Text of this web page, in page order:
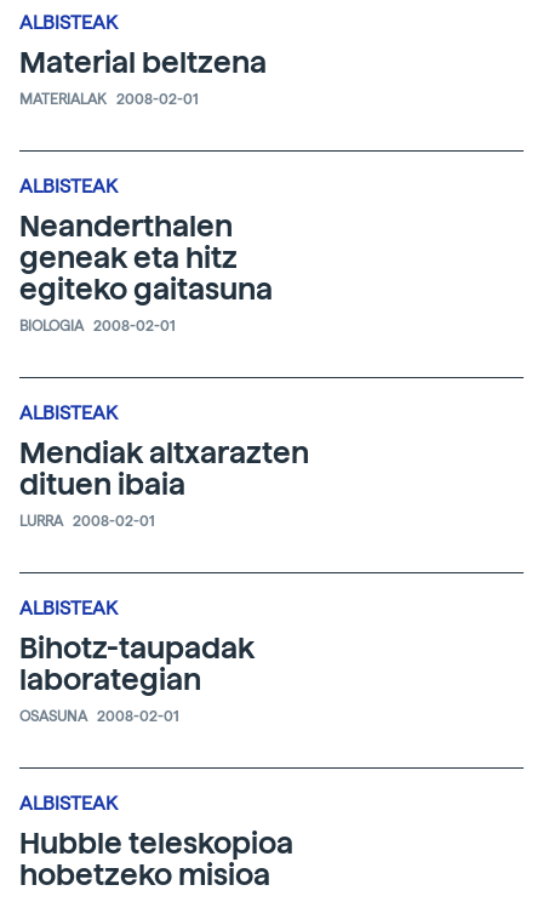
ALBISTEAK
Material beltzena
MATERIALAK 2008-02-01
ALBISTEAK
Neanderthalen
geneak eta hitz
egiteko gaitasuna
BIOLOGIA 2008-02-01
ALBISTEAK
Mendiak altxarazten
dituen ibaia
LURRA 2008-02-01
ALBISTEAK
Bihotz-taupadak
laborategian
OSASUNA 2008-02-01
ALBISTEAK
Hubble teleskopioa
hobetzeko misioa